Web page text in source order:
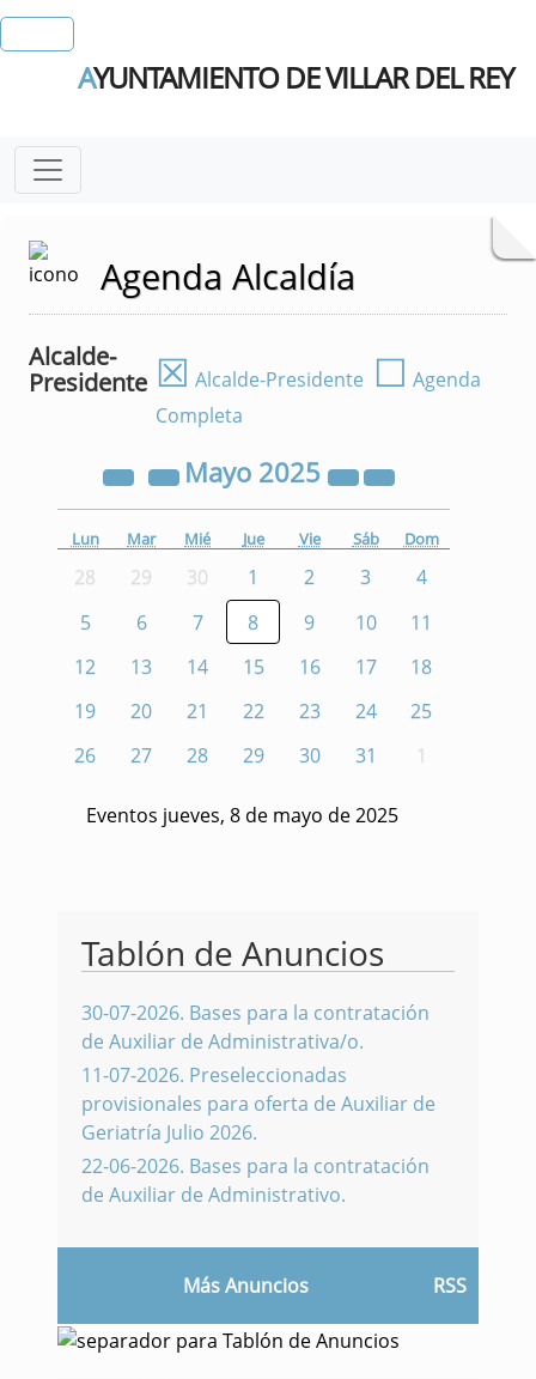
AYUNTAMIENTO DE VILLAR DEL REY
Agenda Alcaldía
Alcalde-
Presidente ☒ Alcalde-Presidente ☐ Agenda
Completa
Mayo 2025
Lun Mar Mié Jue Vie Sáb Dom
28 29 30 1 2 3
4
5
6 7 8 9 10
11
12
13 14 15 16 17
18
19
20 21 22 23 24
25
26
27 28 29 30 31 1
Eventos jueves, 8 de mayo de 2025
Tablón de Anuncios
30-07-2026. Bases para la contratación
de Auxiliar de Administrativa/o.
11-07-2026. Preseleccionadas
provisionales para oferta de Auxiliar de
Geriatría Julio 2026.
22-06-2026. Bases para la contratación
de Auxiliar de Administrativo.
Más Anuncios RSS